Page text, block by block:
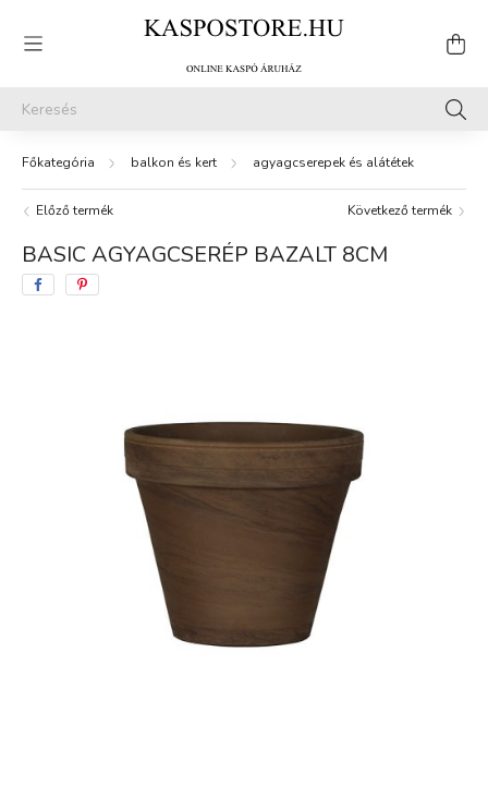
balkon és kert agyagcserepek és alátétek
Előző termék Következő termék
BASIC AGYAGCSERÉP BAZALT 8CM